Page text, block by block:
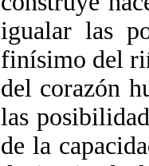
igualar las
finísimo del
del corazón
las
de la